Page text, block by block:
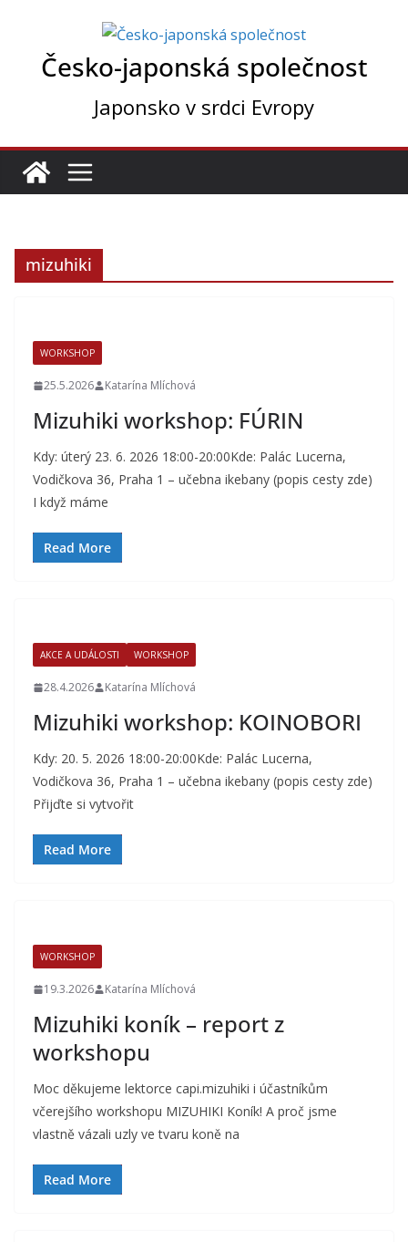
Česko-japonská společnost
Japonsko v srdci Evropy
mizuhiki
WORKSHOP
25.5.2026 Katarína Mlíchová
Mizuhiki workshop: FÚRIN
Kdy: úterý 23. 6. 2026 18:00-20:00Kde: Palác Lucerna,
Vodičkova 36, Praha 1 – učebna ikebany (popis cesty zde)
I když máme
Read More
AKCE A UDÁLOSTI WORKSHOP
28.4.2026 Katarína Mlíchová
Mizuhiki workshop: KOINOBORI
Kdy: 20. 5. 2026 18:00-20:00Kde: Palác Lucerna,
Vodičkova 36, Praha 1 – učebna ikebany (popis cesty zde)
Přijďte si vytvořit
Read More
WORKSHOP
19.3.2026 Katarína Mlíchová
Mizuhiki koník – report z
workshopu
Moc děkujeme lektorce capi.mizuhiki i účastníkům
včerejšího workshopu MIZUHIKI Koník! A proč jsme
vlastně vázali uzly ve tvaru koně na
Read More